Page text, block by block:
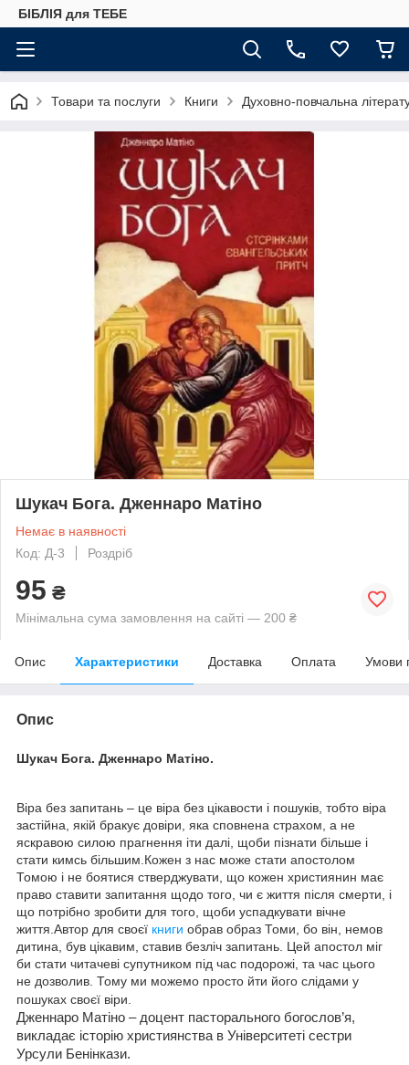
БІБЛІЯ для ТЕБЕ
Товари та послуги Книги Духовно-повчальна
Шукач Бога. Дженнаро Матіно
Немає в наявності
Код: Д-3
Роздріб
95 ₴
Мінімальна сума замовлення на сайті — 200 ₴
Опис Характеристики Доставка Оплата Умови
Опис
Шукач Бога. Дженнаро Матіно.
Віра без запитань – це віра без цікавости і пошуків, тобто віра
застійна, якій бракує довіри, яка сповнена страхом, а не
яскравою силою прагнення іти далі, щоби пізнати більше і
стати кимсь більшим.Кожен з нас може стати апостолом
Томою і не боятися стверджувати, що кожен християнин має
право ставити запитання щодо того, чи є життя після смерти, і
що потрібно зробити для того, щоби успадкувати вічне
життя.Автор для своєї книги обрав образ Томи, бо він, немов
дитина, був цікавим, ставив безліч запитань. Цей апостол міг
би стати читачеві супутником під час подорожі, та час цього
не дозволив. Тому ми можемо просто йти його слідами у
пошуках своєї віри.
Дженнаро Матіно – доцент пасторального богослов’я,
викладає історію християнства в Університеті сестри
Урсули Бенінкази.